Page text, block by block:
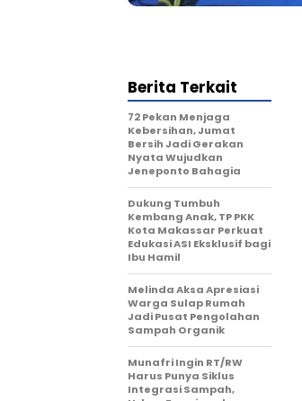
Berita Terkait
72 Pekan Menjaga
Kebersihan, Jumat
Bersih Jadi Gerakan
Nyata Wujudkan
Jeneponto Bahagia
Dukung Tumbuh
Kembang Anak, TP PKK
Kota Makassar Perkuat
Edukasi ASI Eksklusif bagi
Ibu Hamil
Melinda Aksa Apresiasi
Warga Sulap Rumah
Jadi Pusat Pengolahan
Sampah Organik
Munafri Ingin RT/RW
Harus Punya Siklus
Integrasi Sampah,